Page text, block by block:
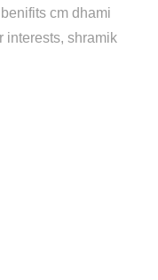
cm dhami
interests shramik